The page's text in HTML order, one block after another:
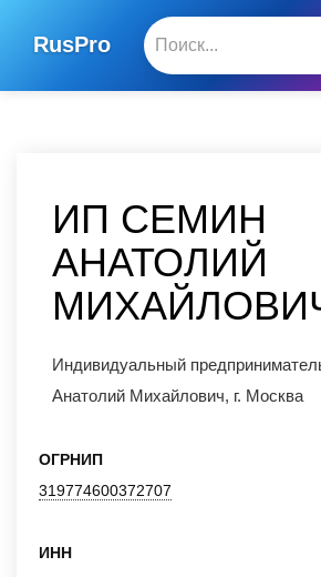
RusPro
ИП СЕМИН
АНАТОЛИЙ
Индивидуальный
Анатолий Михайлович, г. Москва
ОГРНИП
319774600372707
ИНН